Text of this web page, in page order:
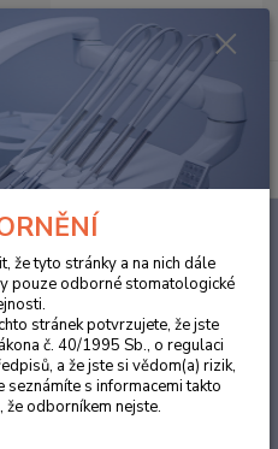
Hledat
za 0,00 Kč
Dezinfekční boxy
vrtáčky.....
že tyto stránky a na nich dále
pouze odborné stomatologické
stránek potvrzujete, že jste
č. 40/1995 Sb., o regulaci
a že jste si vědom(a) rizik,
seznámíte s informacemi takto
odborníkem nejste.